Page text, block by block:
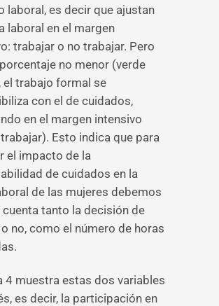
laboral, es decir que ajustan
laboral en el margen
trabajar o no trabajar. Pero
no menor (verde
el trabajo formal se
con el de cuidados,
en el margen intensivo
Esto indica que para
el impacto de la
de cuidados en la
de las mujeres debemos
cuenta tanto la decisión de
no, como el número de horas
4 muestra estas dos variables
es decir, la participación en